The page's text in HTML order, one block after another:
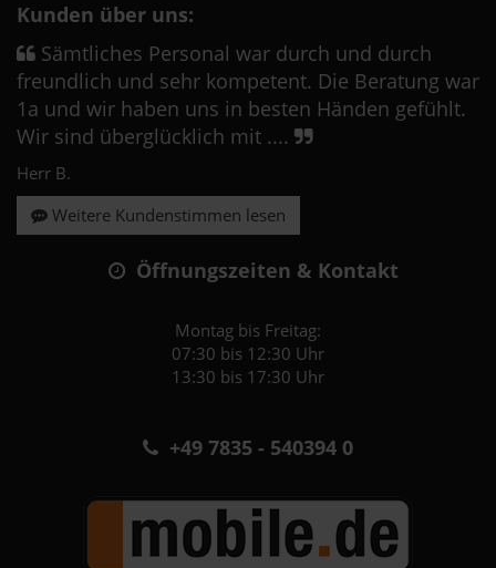
Kunden über uns:
Sämtliches Personal war durch und durch
freundlich und sehr kompetent. Die Beratung war
1a und wir haben uns in besten Händen gefühlt.
Wir sind überglücklich mit ....
Herr B.
Weitere Kundenstimmen lesen
Öffnungszeiten & Kontakt
Montag bis Freitag:
07:30 bis 12:30 Uhr
13:30 bis 17:30 Uhr
+49 7835 - 540394 0